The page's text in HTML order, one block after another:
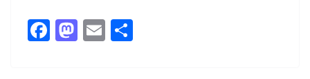
F
a
M
a
E
m